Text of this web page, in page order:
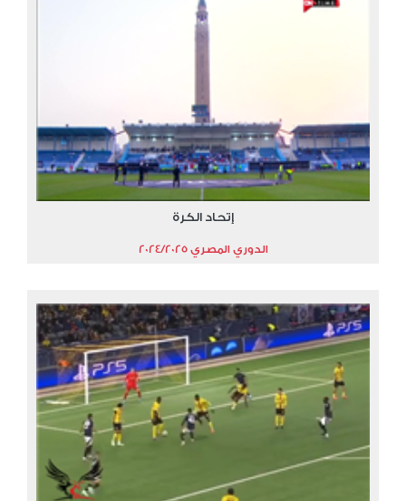
إتحاد الكرة
الدوري المصري 2024/2025